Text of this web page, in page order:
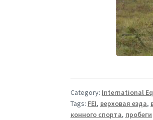
Category: International
Tags: FEI, верховая езда,
конного спорта, пробеги